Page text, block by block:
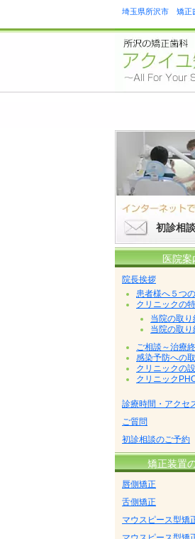
埼玉県所沢市 矯正
初診相
医院案
院長挨拶
患者様へ５つ
クリニックの
当院の取り
当院の取り
ご相談～治療
感染予防への
クリニックの
クリニック
診療時間・アクセ
ご質問
初診相談のご予約
矯正装置
唇側矯正
舌側矯正
マウスピース型矯